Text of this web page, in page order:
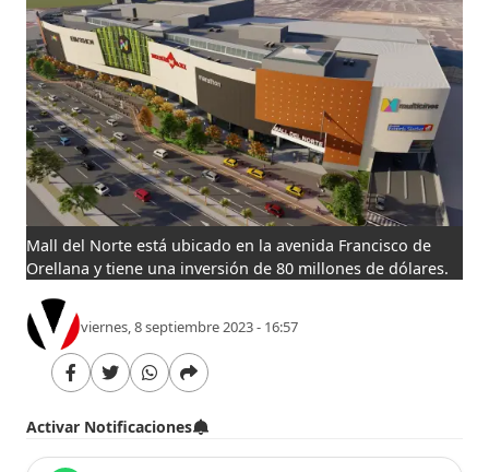
Mall del Norte está ubicado en la avenida Francisco de
Orellana y tiene una inversión de 80 millones de dólares.
viernes, 8 septiembre 2023 - 16:57
Activar Notificaciones